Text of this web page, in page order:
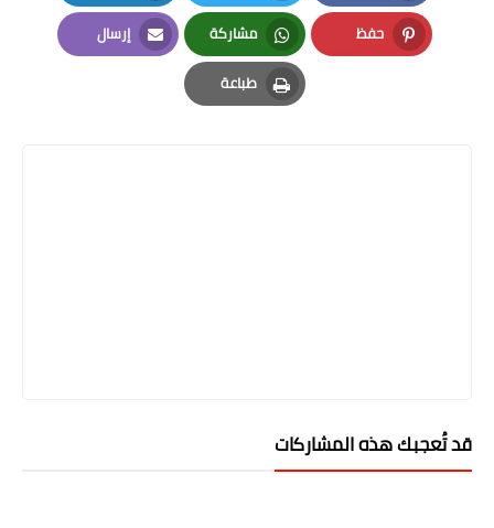
Facebook
Twitter
LinkedIn
حفظ
Pinterest
مشاركة
Whatsapp
إرسال
Email
طباعة
Print
قد تُعجبك هذه المشاركات